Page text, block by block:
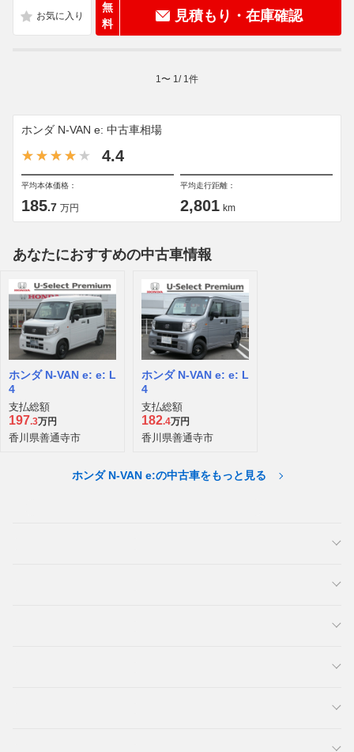
無
料
見積もり・在庫確認
1 〜 1 / 1 件
ホンダ N-VAN e: 中古車相場
4.4
平均本体価格：
185.7 万円
平均走行距離：
2,801 km
あなたにおすすめの中古車情報
ホンダ N-VAN e: e: L
4
支払総額
197.3万円
香川県善通寺市
ホンダ N-VAN e: e: L
4
支払総額
182.4万円
香川県善通寺市
ホンダ N-VAN e:の中古車をもっと見る